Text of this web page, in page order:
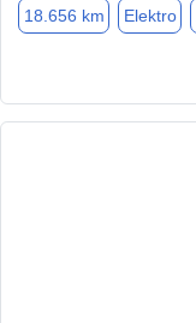
18.656 km Elektro